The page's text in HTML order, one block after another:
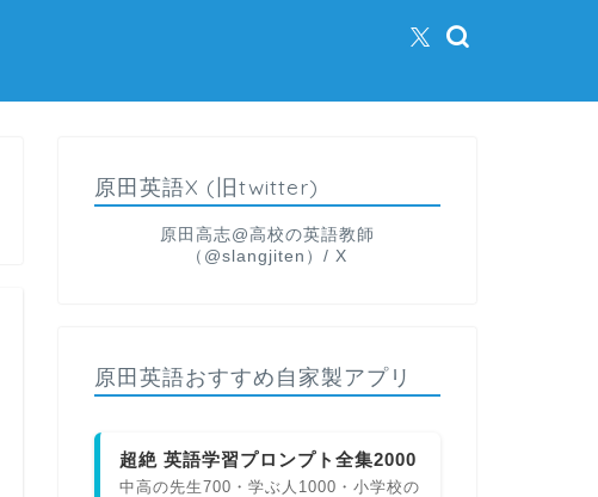
原田英語X (旧twitter)
原田高志@高校の英語教師
（@slangjiten）/ X
原田英語おすすめ自家製アプリ
超絶 英語学習プロンプト全集2000
中高の先生700・学ぶ人1000・小学校の